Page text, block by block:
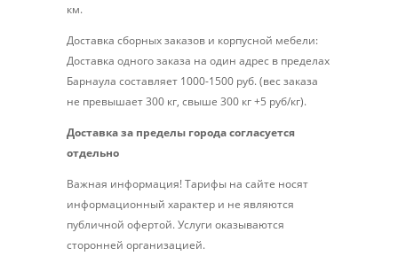
км.
Доставка сборных заказов и корпусной мебели:
Доставка одного заказа на один адрес в пределах
Барнаула составляет 1000-1500 руб. (вес заказа
не превышает 300 кг, свыше 300 кг +5 руб/кг).
Доставка за пределы города согласуется
отдельно
Важная информация! Тарифы на сайте носят
информационный характер и не являются
публичной офертой. Услуги оказываются
сторонней организацией.